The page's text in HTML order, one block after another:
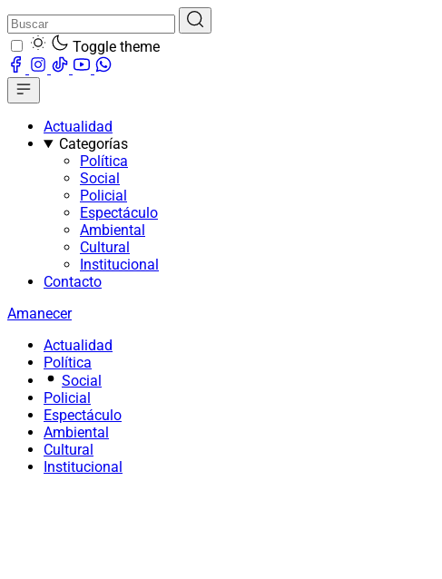
Toggle theme
Actualidad
Categorías
Política
Social
Policial
Espectáculo
Ambiental
Cultural
Institucional
Contacto
Amanecer
Actualidad
Política
Social
Policial
Espectáculo
Ambiental
Cultural
Institucional